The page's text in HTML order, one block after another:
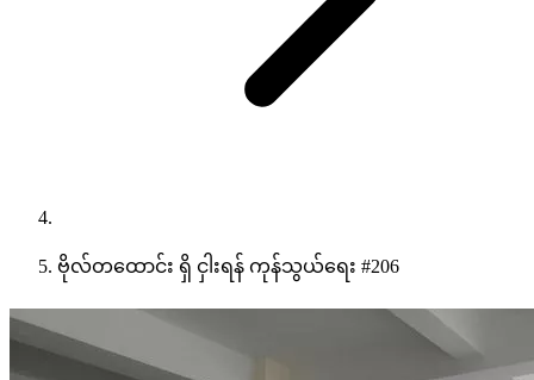
ဗိုလ်တထောင်း ရှိ ငှါးရန် ကုန်သွယ်ရေး #206